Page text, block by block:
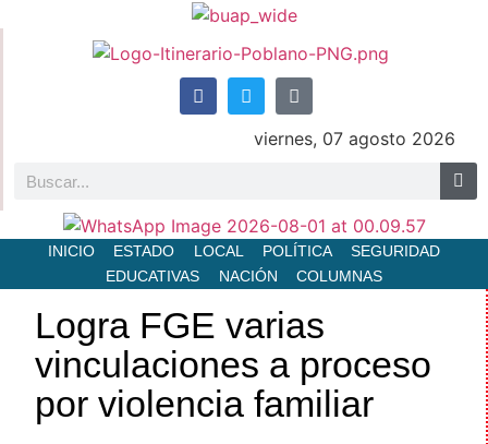
viernes, 07 agosto 2026
INICIO ESTADO LOCAL POLÍTICA
SEGURIDAD
EDUCATIVAS
NACIÓN COLUMNAS
Logra FGE varias
vinculaciones a proceso
por violencia familiar